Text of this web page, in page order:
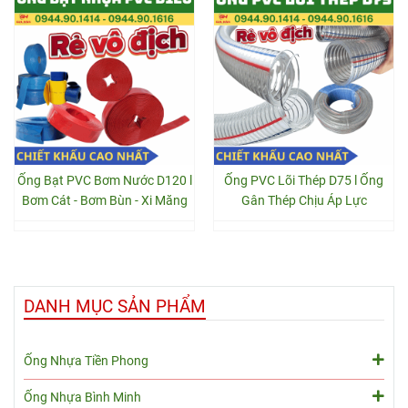
Ống Bạt PVC Bơm Nước D120 l
Bơm Cát - Bơm Bùn - Xi Măng
Ống PVC Lõi Thép D75 l Ống
Gân Thép Chịu Áp Lực
DANH MỤC SẢN PHẨM
Ống Nhựa Tiền Phong
Ống Nhựa Bình Minh